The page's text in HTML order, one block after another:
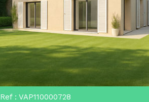
Ref : VAP110000728